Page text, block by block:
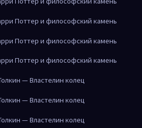
Поттер и философский камень
Поттер и философский камень
Поттер и философский камень
— Властелин колец
— Властелин колец
— Властелин колец